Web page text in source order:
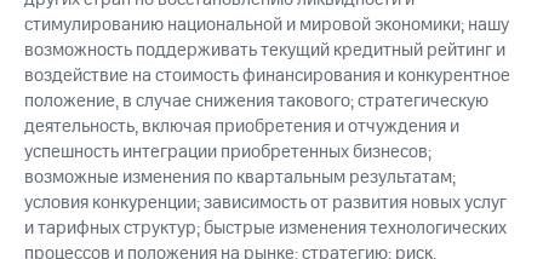
стимулированию национальной и мировой экономики; нашу
возможность поддерживать текущий кредитный рейтинг и
воздействие на стоимость финансирования и конкурентное
положение, в случае снижения такового; стратегическую
деятельность, включая приобретения и отчуждения и
успешность интеграции приобретенных бизнесов;
возможные изменения по квартальным результатам;
условия конкуренции; зависимость от развития новых услуг
и тарифных структур; быстрые изменения технологических